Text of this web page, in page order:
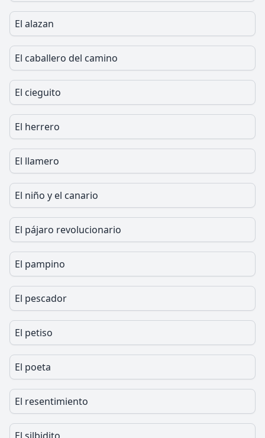
El alazan
El caballero del camino
El cieguito
El herrero
El llamero
El niño y el canario
El pájaro revolucionario
El pampino
El pescador
El petiso
El poeta
El resentimiento